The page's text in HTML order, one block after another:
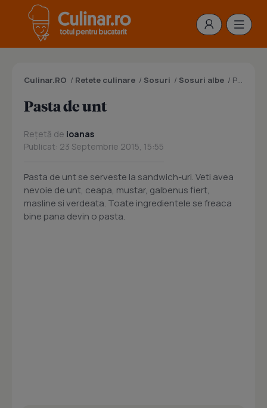
Culinar.RO / Retete culinare / Sosuri / Sosuri albe / Pasta de unt
Pasta de unt
Rețetă de ioanas
Publicat: 23 Septembrie 2015, 15:55
Pasta de unt se serveste la sandwich-uri. Veti avea
nevoie de unt, ceapa, mustar, galbenus fiert,
masline si verdeata. Toate ingredientele se freaca
bine pana devin o pasta.